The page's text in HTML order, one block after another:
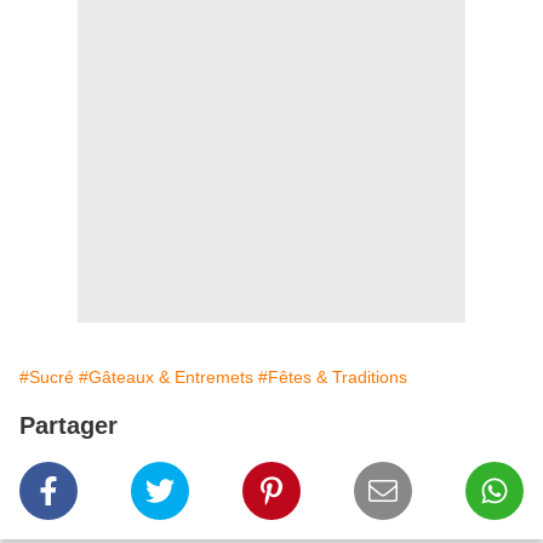
#Sucré #Gâteaux & Entremets #Fêtes & Traditions
Partager